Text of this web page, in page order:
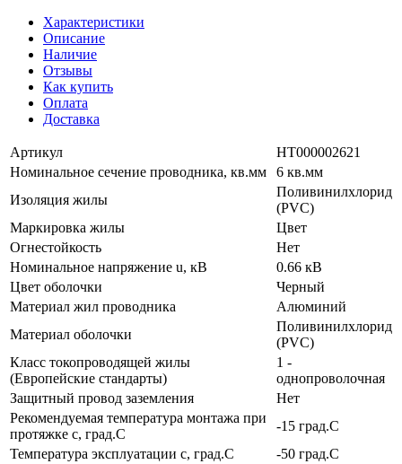
Характеристики
Описание
Наличие
Отзывы
Как купить
Оплата
Доставка
Артикул
НТ000002621
Номинальное сечение проводника, кв.мм
6 кв.мм
Изоляция жилы
Поливинилхлорид
(PVC)
Маркировка жилы
Цвет
Огнестойкость
Нет
Номинальное напряжение u, кВ
0.66 кВ
Цвет оболочки
Черный
Материал жил проводника
Алюминий
Материал оболочки
Поливинилхлорид
(PVC)
Класс токопроводящей жилы
(Европейские стандарты)
1 -
однопроволочная
Защитный провод заземления
Нет
Рекомендуемая температура монтажа при
протяжке с, град.C
-15 град.C
Температура эксплуатации с, град.C
-50 град.C